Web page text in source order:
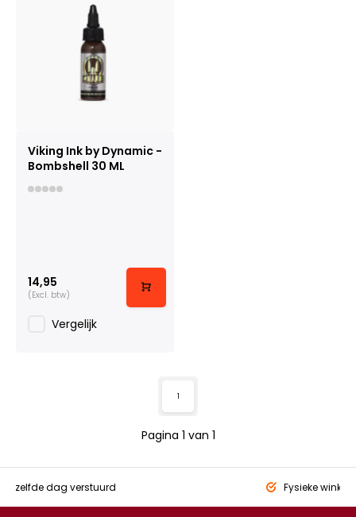
Viking Ink by Dynamic -
Bombshell 30 ML
14,95
(Excl. btw)
Vergelijk
Pagina 1 van 1
1
zelfde dag verstuurd Fysieke winkel